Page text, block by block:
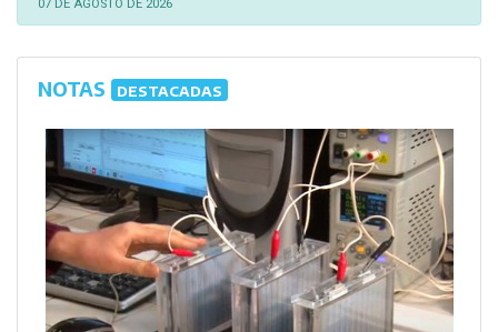
07 DE AGOSTO DE 2026
NOTAS DESTACADAS